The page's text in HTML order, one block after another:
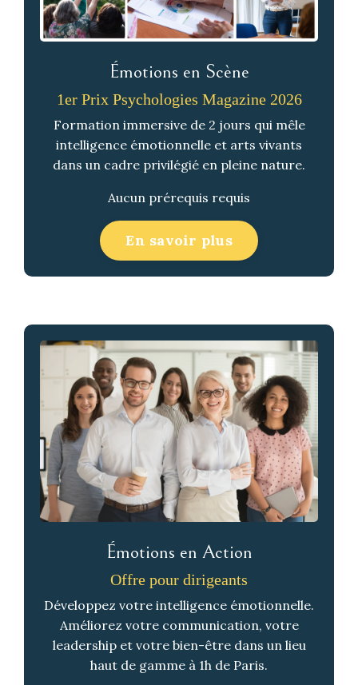
Émotions en Scène
1er Prix Psychologies Magazine 2026
Formation immersive de 2 jours qui mêle
intelligence émotionnelle et arts vivants
dans un cadre privilégié en pleine nature.
Aucun prérequis requis
En savoir plus
Émotions en Action
Offre pour dirigeants
Développez votre intelligence émotionnelle.
Améliorez votre communication, votre
leadership et votre bien-être dans un lieu
haut de gamme à 1h de Paris.